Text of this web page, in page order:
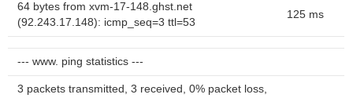
64 bytes from xvm-17-148.ghst.net
(92.243.17.148): icmp_seq=3 ttl=53
125 ms
--- www. ping statistics ---
3 packets transmitted, 3 received, 0% packet loss,